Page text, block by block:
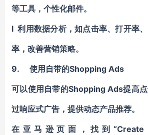
等工具，个性化邮件。
l 利用数据分析，如点击率、打开率
率，改善营销策略。
9. 使用自带的Shopping Ads
可以使用自带的Shopping Ads提高
过响应式广告，提供动态产品推荐。
在亚马逊页面，找到“Create